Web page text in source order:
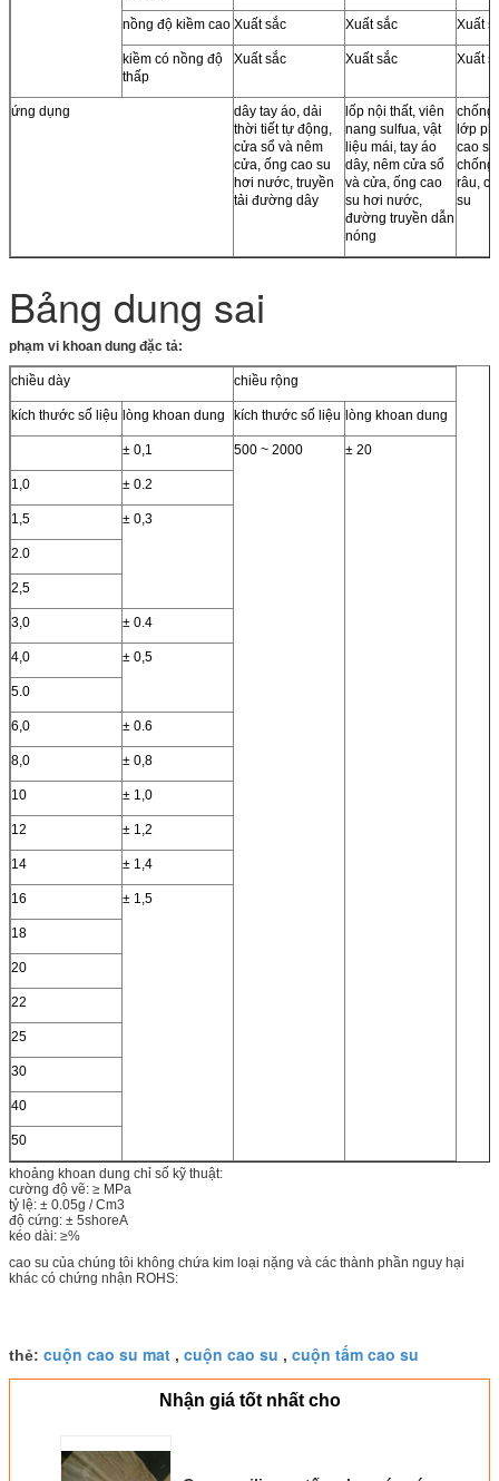
nồng độ kiềm cao Xuất sắc Xuất sắc Xuất
kiềm có nồng độ
thấp
Xuất sắc Xuất sắc Xuất
ứng dụng
dây tay áo, dải
thời tiết tự động,
cửa sổ và nêm
cửa, ống cao su
hơi nước, truyền
tải đường dây
lốp nội thất, viên
nang sulfua, vật
liệu mái, tay áo
dây, nêm cửa sổ
và cửa, ống cao
su hơi nước,
đường truyền dẫn
nóng
chống
lớp
cao
chống
râu,
su
Bảng dung sai
phạm vi khoan dung đặc tả:
chiều dày chiều rộng
kích thước số liệu lòng khoan dung kích thước số liệu lòng khoan dung
± 0,1 500 ~ 2000 ± 20
1,0 ± 0.2
1,5 ± 0,3
2.0
2,5
3,0 ± 0.4
4,0 ± 0,5
5.0
6,0 ± 0.6
8,0 ± 0,8
10 ± 1,0
12 ± 1,2
14 ± 1,4
16 ± 1,5
18
20
22
25
30
40
50
khoảng khoan dung chỉ số kỹ thuật:
cường độ vẽ: ≥ MPa
tỷ lệ: ± 0.05g / Cm3
độ cứng: ± 5shoreA
kéo dài: ≥%
cao su của chúng tôi không chứa kim loại nặng và các thành phần nguy hại
khác có chứng nhận ROHS:
thẻ: cuộn cao su mat , cuộn cao su , cuộn tấm cao su
Nhận giá tốt nhất cho